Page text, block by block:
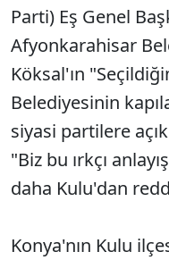
Parti) Eş Genel
Afyonkarahisar
Köksal'ın
Belediyesinin
siyasi partilere
"Biz bu ırkçı
daha Kulu'dan
Konya'nın Kulu